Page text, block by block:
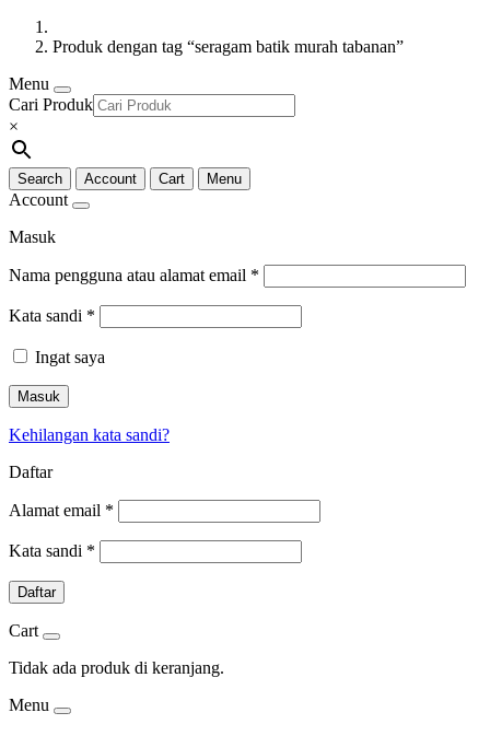
Produk dengan tag “seragam batik murah tabanan”
Menu
Cari Produk
×
Search Account Cart Menu
Account
Masuk
Nama pengguna atau alamat email *
Kata sandi *
Ingat saya
Masuk
Kehilangan kata sandi?
Daftar
Alamat email *
Kata sandi *
Daftar
Cart
Tidak ada produk di keranjang.
Menu